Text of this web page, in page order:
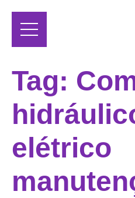
Tag:
elétrico